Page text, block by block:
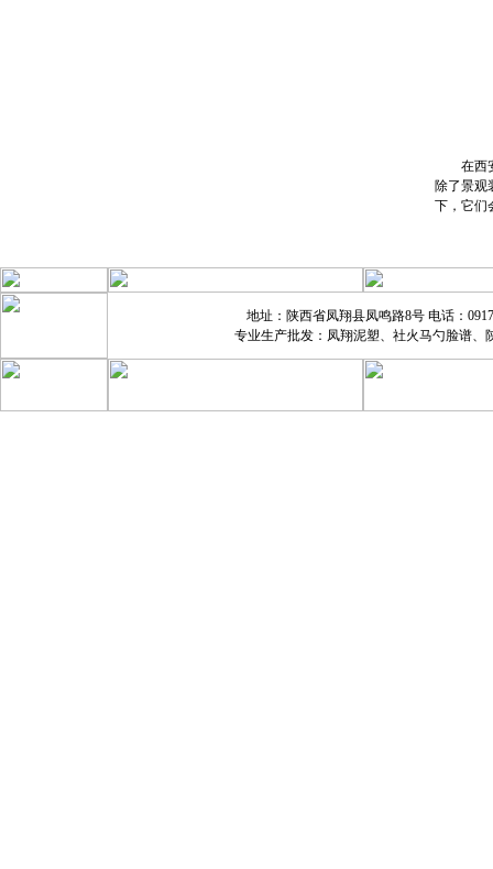
在西安
除了景观
下，它们
地址：陕西省凤翔县凤鸣路8号 电话：
专业生产批发：凤翔泥塑、社火马勺脸谱